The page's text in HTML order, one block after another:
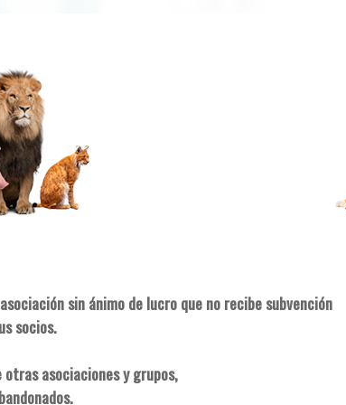
sin ánimo de lucro que no recibe subvención
socios.
asociaciones y grupos,